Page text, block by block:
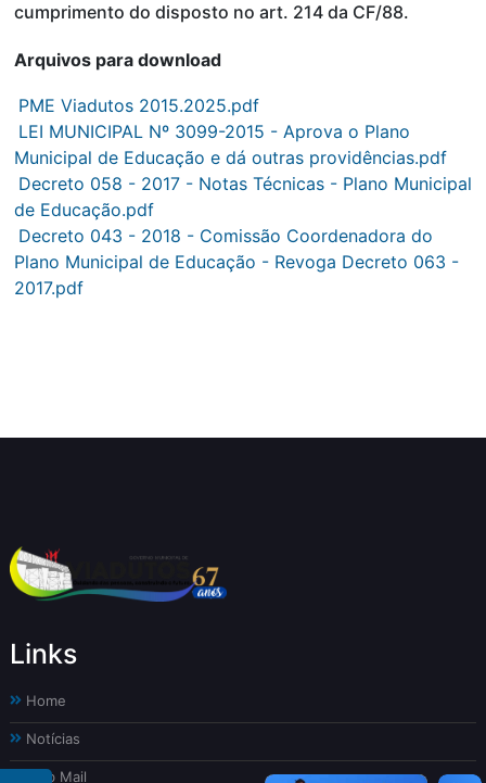
cumprimento do disposto no art. 214 da CF/88.
Arquivos para download
PME Viadutos 2015.2025.pdf
LEI MUNICIPAL Nº 3099-2015 - Aprova o Plano
Municipal de Educação e dá outras providências.pdf
Decreto 058 - 2017 - Notas Técnicas - Plano Municipal
de Educação.pdf
Decreto 043 - 2018 - Comissão Coordenadora do
Plano Municipal de Educação - Revoga Decreto 063 -
2017.pdf
Links
Home
Notícias
Web Mail